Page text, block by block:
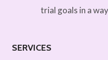
trial goals in a
SERVICES